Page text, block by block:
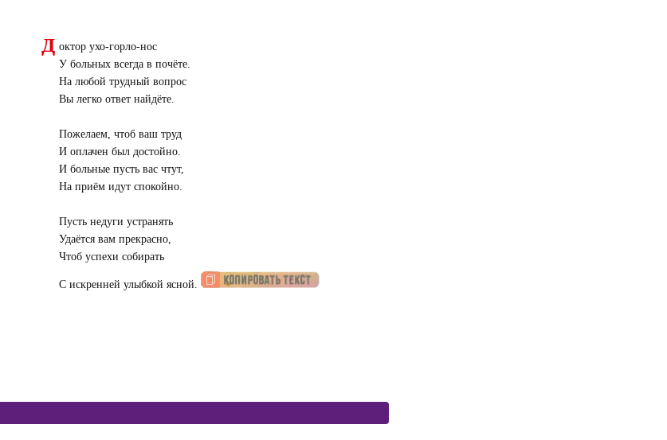
Д октор ухо-горло-нос
У больных всегда в почёте.
На любой трудный вопрос
Вы легко ответ найдёте.
Пожелаем, чтоб ваш труд
И оплачен был достойно.
И больные пусть вас чтут,
На приём идут спокойно.
Пусть недуги устранять
Удаётся вам прекрасно,
Чтоб успехи собирать
С искренней улыбкой ясной.